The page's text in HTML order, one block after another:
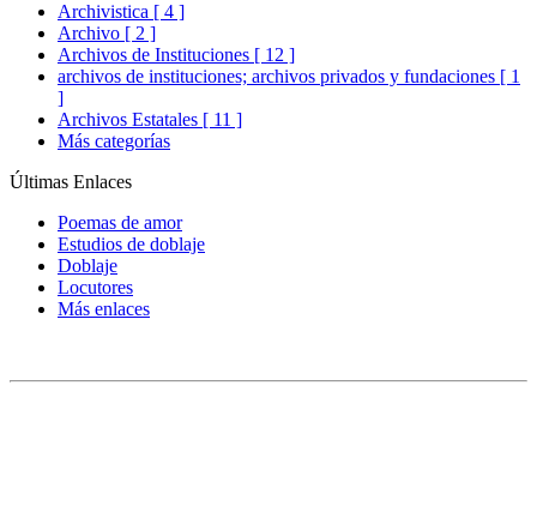
Archivistica [ 4 ]
Archivo [ 2 ]
Archivos de Instituciones [ 12 ]
archivos de instituciones; archivos privados y fundaciones [ 1
]
Archivos Estatales [ 11 ]
Más categorías
Últimas Enlaces
Poemas de amor
Estudios de doblaje
Doblaje
Locutores
Más enlaces